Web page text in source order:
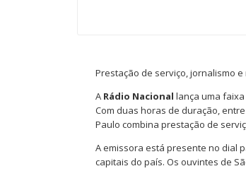
Prestação de serviço, jornalismo
A Rádio Nacional lança uma
Com duas horas de duração,
Paulo combina prestação de
A emissora está presente no dial
capitais do país. Os ouvintes de